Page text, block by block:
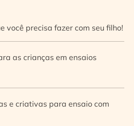
você precisa fazer com seu filho!
as crianças em ensaios
e criativas para ensaio com